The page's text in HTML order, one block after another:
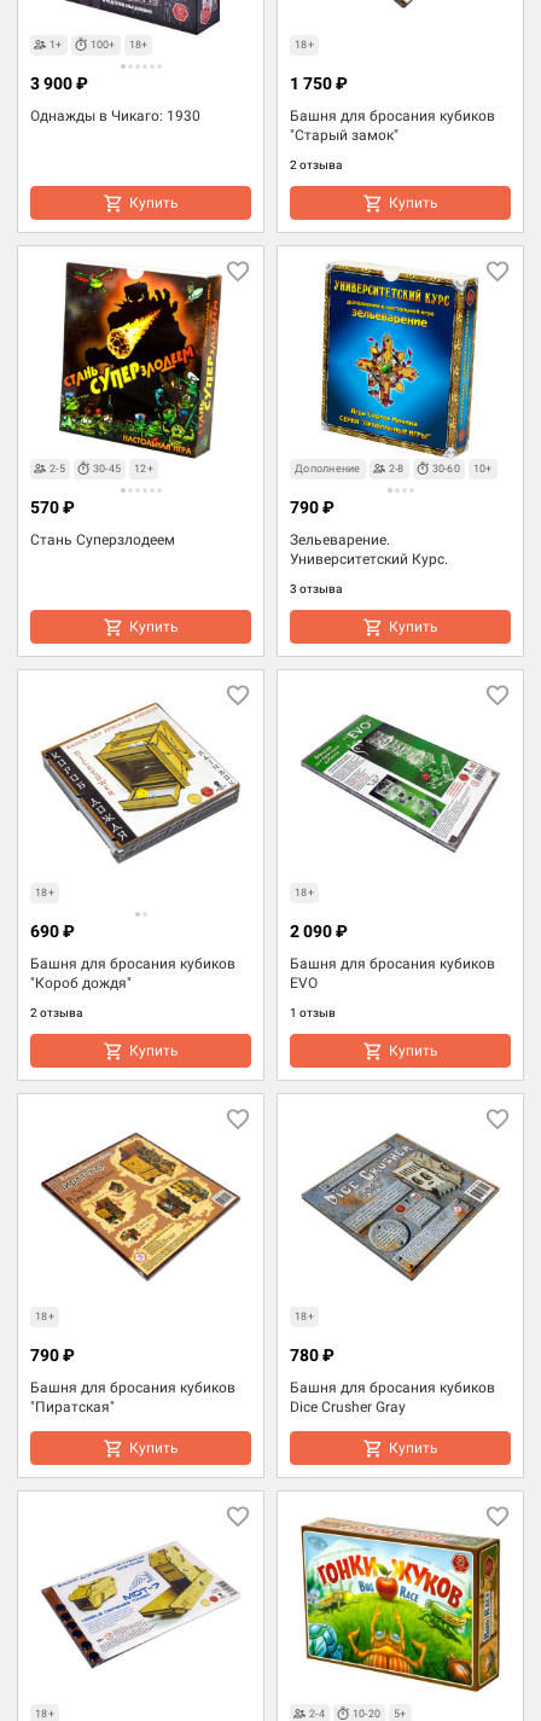
1+ 100+ 18+
Однажды в Чикаго: 1930
3 900 ₽
Купить
18+
Башня для бросания кубиков
"Старый замок"
2 отзыва
1 750 ₽
Купить
2-5 30-45 12+
Стань Суперзлодеем
570 ₽
Купить
Дополнение 2-8 30-60 10+
Зельеварение.
Университетский Курс.
3 отзыва
790 ₽
Купить
18+
Башня для бросания кубиков
"Короб дождя"
2 отзыва
690 ₽
Купить
18+
Башня для бросания кубиков
EVO
1 отзыв
2 090 ₽
Купить
18+
Башня для бросания кубиков
"Пиратская"
790 ₽
Купить
18+
Башня для бросания кубиков
Dice Crusher Gray
780 ₽
Купить
18+ 2-4 10-20 5+